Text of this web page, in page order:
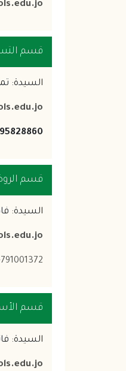
قسم
السيدة:
قسم
السيدة:
قسم
السيدة: